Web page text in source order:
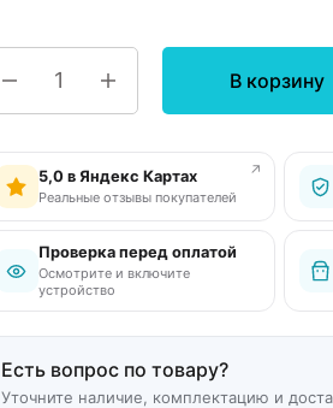
В корзину
5,0 в Яндекс Картах
Реальные отзывы покупателей
↗
Проверка перед оплатой
Осмотрите и включите
устройство
Есть вопрос по товару?
Уточните наличие, комплектацию и